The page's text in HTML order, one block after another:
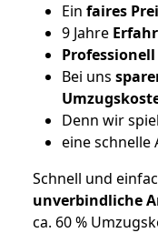
Ein faires
9 Jahre
Professionell
Bei uns
Denn wir
eine
Schnell und
unverbindliche
ca. 60 %